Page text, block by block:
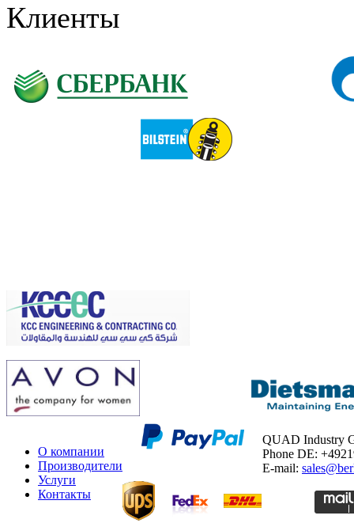
Клиенты
О компании
Производители
Услуги
Контакты
QUAD Industry
Phone DE:
E-mail: